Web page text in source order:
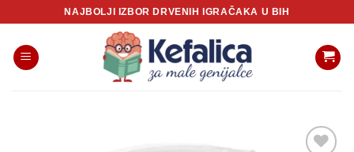
content
NAJBOLJI IZBOR DRVENIH IGRAČAKA U BIH